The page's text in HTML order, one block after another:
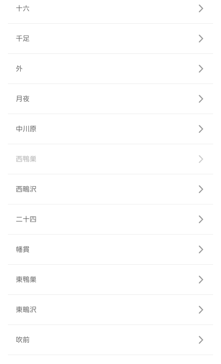
十六
千足
外
月夜
中川原
西鴨巣
西鴫沢
二十四
幡貫
東鴨巣
東鴫沢
吹前